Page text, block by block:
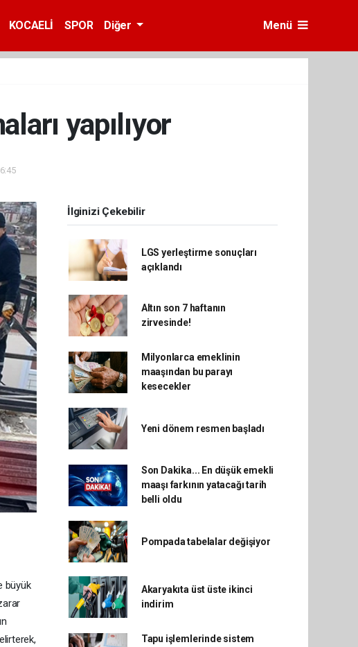
KOCAELİ SPOR Diğer Menü
yapılıyor
büyük
İlginizi Çekebilir
LGS yerleştirme sonuçları
açıklandı
Altın son 7 haftanın
zirvesinde!
Milyonlarca emeklinin
maaşından bu parayı
kesecekler
Yeni dönem resmen başladı
Son Dakika... En düşük emekli
maaşı farkının yatacağı tarih
belli oldu
Pompada tabelalar değişiyor
Akaryakıta üst üste ikinci
indirim
Tapu işlemlerinde sistem